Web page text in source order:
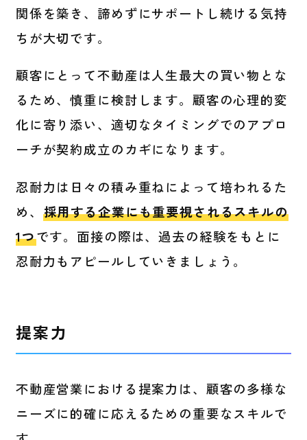
関係を築き、諦めずにサポートし続ける気持
ちが大切です。
顧客にとって不動産は人生最大の買い物とな
るため、慎重に検討します。顧客の心理的変
化に寄り添い、適切なタイミングでのアプロ
ーチが契約成立のカギになります。
忍耐力は日々の積み重ねによって培われるた
め、 採用する企業にも重要視されるスキルの
1つです。面接の際は、過去の経験をもとに
忍耐力もアピールしていきましょう。
提案力
不動産営業における提案力は、顧客の多様な
ニーズに的確に応えるための重要なスキルで